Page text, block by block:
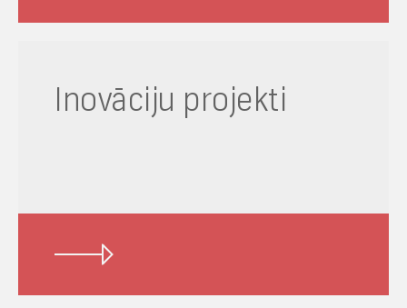
Inovāciju projekti